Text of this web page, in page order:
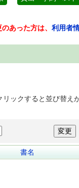
あった方は、 利用者
ックすると並び替え
書名